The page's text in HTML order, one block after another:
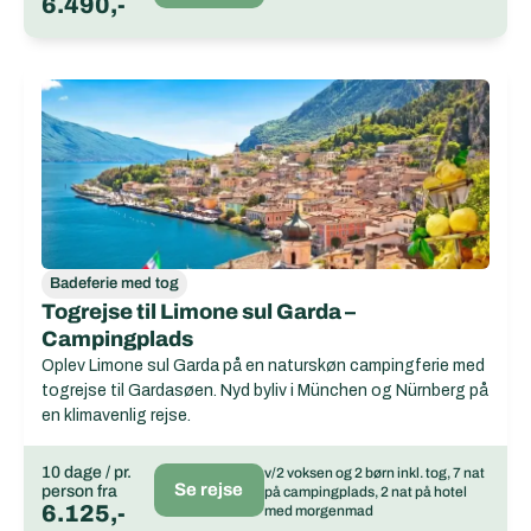
Badeferie med tog
Togrejse til Limone sul Garda –
Campingplads
Oplev Limone sul Garda på en naturskøn campingferie med
togrejse til Gardasøen. Nyd byliv i München og Nürnberg på
en klimavenlig rejse.
10 dage / pr.
person fra
6.125,-
Se rejse
v/2 voksen og 2 børn inkl. tog, 7 nat
på campingplads, 2 nat på hotel
med morgenmad